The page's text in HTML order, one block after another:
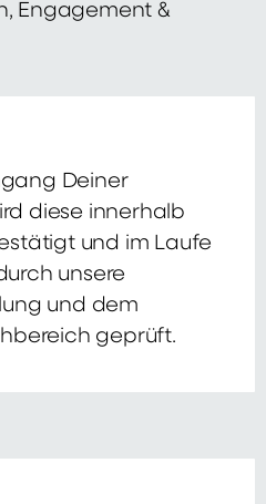
Engagement &
Deiner
diese innerhalb
und im Laufe
unsere
und dem
geprüft.